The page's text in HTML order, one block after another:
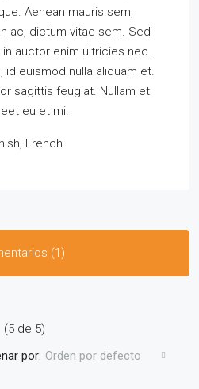
Aenean mauris sem,
ac, dictum vitae sem. Sed
auctor enim ultricies nec.
id euismod nulla aliquam et.
sagittis feugiat. Nullam et
eu et mi.
French
(1)
(5 de 5)
por: Orden por defecto